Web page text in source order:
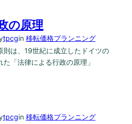
の原理
tpcgin 移転価格プランニング
は、19世紀に成立したドイツの
「法律による行政の原理」
tpcgin 移転価格プランニング